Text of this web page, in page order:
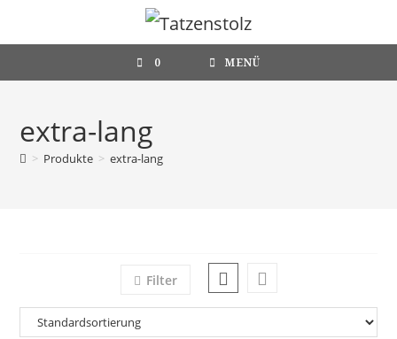
0 MENÜ
extra-lang
> Produkte > extra-lang
Filter